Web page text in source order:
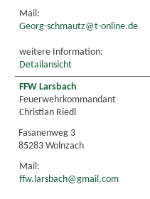
Mail:
Georg-schmautz@t-online.de
weitere Information:
Detailansicht
FFW Larsbach
Feuerwehrkommandant
Christian Riedl
Fasanenweg 3
85283 Wolnzach
Mail:
ffw.larsbach@gmail.com